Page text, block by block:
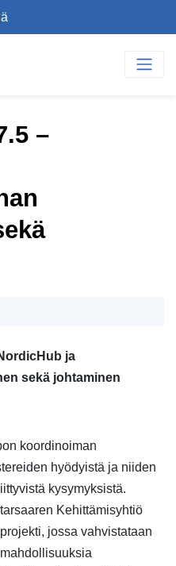
–
ja
sekä johtaminen
koordinoiman
hyödyistä ja niiden
kysymyksistä.
Kehittämisyhtiö
jossa vahvistataan